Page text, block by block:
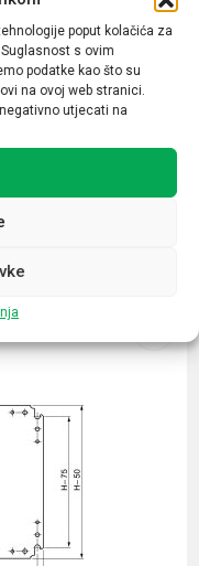
poput kolačića za
s ovim
podatke kao što su
na ovoj web stranici.
utjecati na